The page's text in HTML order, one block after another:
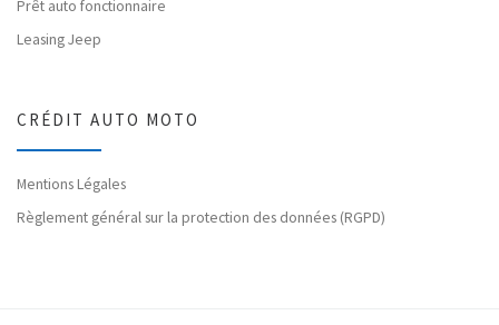
Prêt auto fonctionnaire
Leasing Jeep
CRÉDIT AUTO MOTO
Mentions Légales
Règlement général sur la protection des données (RGPD)